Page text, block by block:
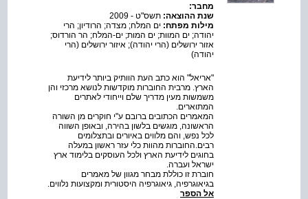
מחבר:
שנת ההוצאה: תשס"ט - 2009
מילות מפתח: ים המלח; מצדה; הרודיון; הרי
יהודה; ים המוות; ים המות; ים-המלח; הר הורדוס;
אזור ירושלים (הרי יהודה); איזור ירושלים (הרי
יהודה)
"אריאל" הוא כתב העת הוותיק ביותר לידיעת
הארץ. מרבית החוברות מוקדשות לנושא מרכזי והן
משמשות מעין מדריך שלם וייחודי לאתרים
המתוארים.
המאמרים הכתובים ברובם ע"י חוקרים מן השורה
הראשונה, מוגשים בלשון בהירה, ובאופן השווה
לכל נפש, והם מלווים באיורים ובתצלומים
רבים.החוברות מהוות כלי עזר ראשון במעלה
בחוגים לידיעת הארץ ולכל העוסקים בלימוד ארץ
ישראל ועברה.
חוברת זו כוללת מבחר מגוון של מאמרים
בגיאוגרפיה, גיאוגרפיה היסטורית ומקצועות נלווים.
אל הספר